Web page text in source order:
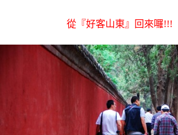
從『好客山東』回來囉!!!